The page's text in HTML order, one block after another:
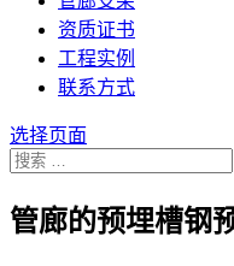
资质证书
工程实例
联系方式
选择页面
管廊的预埋槽钢